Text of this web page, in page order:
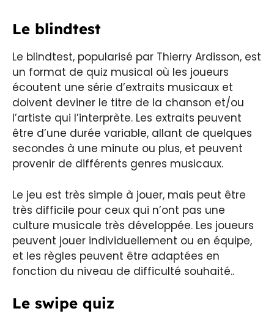
Le blindtest
Le blindtest, popularisé par Thierry Ardisson, est
un format de quiz musical où les joueurs
écoutent une série d’extraits musicaux et
doivent deviner le titre de la chanson et/ou
l’artiste qui l’interprète. Les extraits peuvent
être d’une durée variable, allant de quelques
secondes à une minute ou plus, et peuvent
provenir de différents genres musicaux.
Le jeu est très simple à jouer, mais peut être
très difficile pour ceux qui n’ont pas une
culture musicale très développée. Les joueurs
peuvent jouer individuellement ou en équipe,
et les règles peuvent être adaptées en
fonction du niveau de difficulté souhaité..
Le swipe quiz